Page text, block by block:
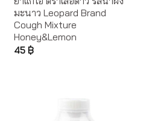
มะนาว Leopard Brand
Cough Mixture
Honey&Lemon
45 ฿